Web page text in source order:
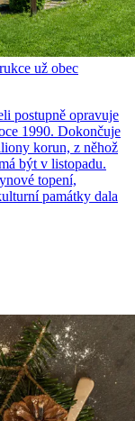
už obec
postupně opravuje
1990. Dokončuje
korun, z něhož
být v listopadu.
topení,
památky dala